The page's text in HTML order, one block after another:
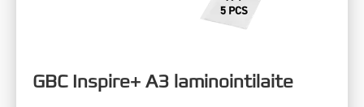
GBC Inspire+ A3 laminointilaite